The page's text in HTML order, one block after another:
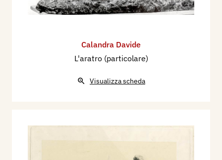
Calandra Davide
L'aratro (particolare)
Visualizza scheda